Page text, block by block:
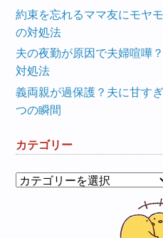
約束を忘れるママ友にモヤ
の対処法
夫の夜勤が原因で夫婦喧嘩
対処法
義両親が過保護？夫に甘す
つの瞬間
カテゴリー
カ